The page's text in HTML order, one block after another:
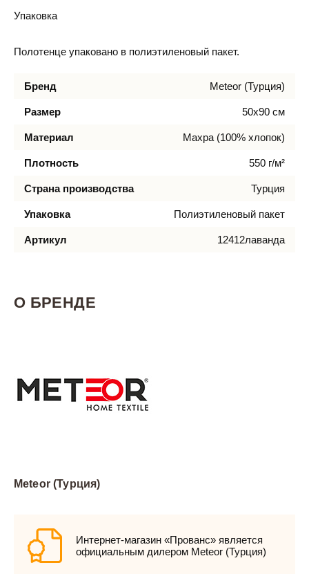
Упаковка
Полотенце упаковано в полиэтиленовый пакет.
Бренд Meteor (Турция)
Размер 50х90 см
Материал Махра (100% хлопок)
Плотность 550 г/м²
Страна производства Турция
Упаковка Полиэтиленовый пакет
Артикул 12412лаванда
О БРЕНДЕ
Meteor (Турция)
Интернет-магазин «Прованс» является
официальным дилером Meteor (Турция)